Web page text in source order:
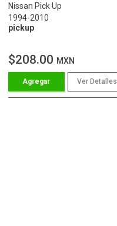
Nissan Pick Up
1994-2010
pickup
$208.00 MXN
Ver Detalles